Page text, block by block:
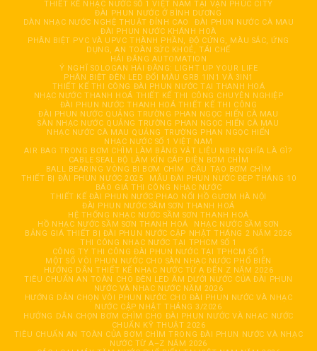
THIẾT KẾ NHẠC NƯỚC SỐ 1 VIỆT NAM TẠI VẠN PHÚC CITY
ĐÀI PHUN NƯỚC Ở BÌNH DƯƠNG
DÀN NHẠC NƯỚC NGHỆ THUẬT ĐỈNH CAO
ĐÀI PHUN NƯỚC CÀ MAU
ĐÀI PHUN NƯỚC KHÁNH HOÀ
PHÂN BIỆT PVC VÀ UPVC THÀNH PHẦN, ĐỘ CỨNG, MÀU SẮC, ỨNG
DỤNG, AN TOÀN SỨC KHOẺ, TÁI CHẾ
HẢI ĐĂNG AUTOMATION
Ý NGHĨ SOLOGAN HẢI ĐĂNG: LIGHT UP YOUR LIFE
PHÂN BIỆT ĐÈN LED ĐỔI MÀU GRB 1IN1 VÀ 3IN1
THIẾT KẾ THI CÔNG ĐÀI PHUN NƯỚC TẠI THANH HOÁ
NHẠC NƯỚC THANH HOÁ THIẾT KẾ THI CÔNG CHUYÊN NGHIỆP
ĐÀI PHUN NƯỚC THANH HOÁ THIẾT KẾ THI CÔNG
ĐÀI PHUN NƯỚC QUẢNG TRƯỜNG PHAN NGỌC HIỂN CÀ MAU
SÀN NHẠC NƯỚC QUẢNG TRƯỜNG PHAN NGỌC HIỂN CÀ MAU
NHẠC NƯỚC CÀ MAU QUẢNG TRƯỜNG PHAN NGỌC HIỂN
NHẠC NƯỚC SỐ 1 VIỆT NAM
AIR BAG TRONG BƠM CHÌM LÀM BẰNG VẬT LIỆU NBR NGHĨA LÀ GÌ?
CABLE SEAL BỘ LÀM KÍN CÁP ĐIỆN BƠM CHÌM
BALL BEARING VÒNG BI BƠM CHÌM
CẦU TẠO BƠM CHÌM
THIẾT BỊ ĐÀI PHUN NƯỚC 2025
MẪU ĐÀI PHUN NƯỚC ĐẸP THÁNG 10
BÁO GIÁ THI CÔNG NHẠC NƯỚC
THIẾT KẾ ĐÀI PHUN NƯỚC PHAO NỔI HỒ GƯƠM HÀ NỘI
ĐÀI PHUN NƯỚC SẦM SƠN THANH HOÁ
HỆ THỐNG NHẠC NƯỚC SẦM SƠN THANH HOÁ
HỒ NHẠC NƯỚC SẦM SƠN THANH HOÁ
NHẠC NƯỚC SẦM SƠN
BẢNG GIÁ THIẾT BỊ ĐÀI PHUN NƯỚC CẬP NHẬT THÁNG 2 NĂM 2026
THI CÔNG NHẠC NƯỚC TẠI TPHCM SỐ 1
CÔNG TY THI CÔNG ĐÀI PHUN NƯỚC TẠI TPHCM SỐ 1
MỘT SỐ VÒI PHUN NƯỚC CHO SÀN NHẠC NƯỚC PHỔ BIẾN
HƯỚNG DẪN THIẾT KẾ NHẠC NƯỚC TỪ A ĐẾN Z NĂM 2026
TIÊU CHUẨN AN TOÀN CHO ĐÈN LED ÂM DƯỚI NƯỚC CỦA ĐÀI PHUN
NƯỚC VÀ NHẠC NƯỚC NĂM 2026
HƯỚNG DẪN CHỌN VÒI PHUN NƯỚC CHO ĐÀI PHUN NƯỚC VÀ NHẠC
NƯỚC CẬP NHẬT THÁNG 3/2026
HƯỚNG DẪN CHỌN BƠM CHÌM CHO ĐÀI PHUN NƯỚC VÀ NHẠC NƯỚC
CHUẨN KỸ THUẬT 2026
TIÊU CHUẨN AN TOÀN CỦA BƠM CHÌM TRONG ĐÀI PHUN NƯỚC VÀ NHẠC
NƯỚC TỪ A–Z NĂM 2026